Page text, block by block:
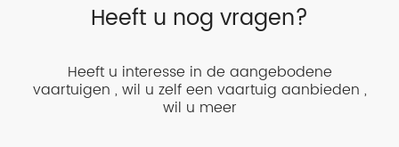
Heeft u nog vragen?
Heeft u interesse in de aangebodene
vaartuigen , wil u zelf een vaartuig aanbieden ,
wil u meer